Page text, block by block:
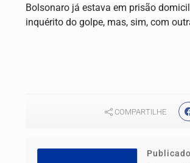
Bolsonaro já estava em prisão
inquérito do golpe, mas, sim, com
COMPARTILHE